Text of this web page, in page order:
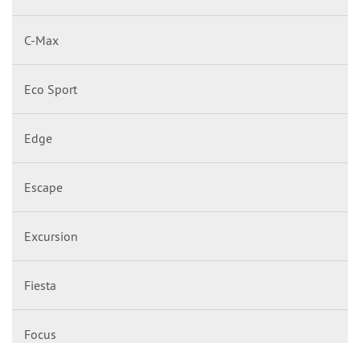
C-Max
Eco Sport
Edge
Escape
Excursion
Fiesta
Focus